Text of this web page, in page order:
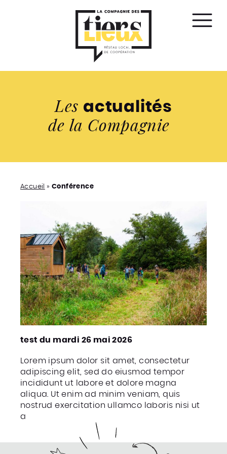
le
Les actualités
de la Compagnie
Accueil »Conférence
test du mardi 26 mai 2026
Lorem ipsum dolor sit amet, consectetur
adipiscing elit, sed do eiusmod tempor
incididunt ut labore et dolore magna
aliqua. Ut enim ad minim veniam, quis
nostrud exercitation ullamco laboris nisi ut
a